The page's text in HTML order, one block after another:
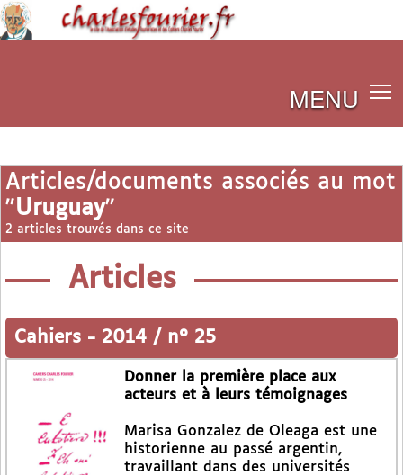
MENU
Articles/documents associés au mot
"Uruguay"
2 articles trouvés dans ce site
Articles
Cahiers - 2014 / n° 25
Donner la première place aux
acteurs et à leurs témoignages
Marisa Gonzalez de Oleaga est une
historienne au passé argentin,
travaillant dans des universités